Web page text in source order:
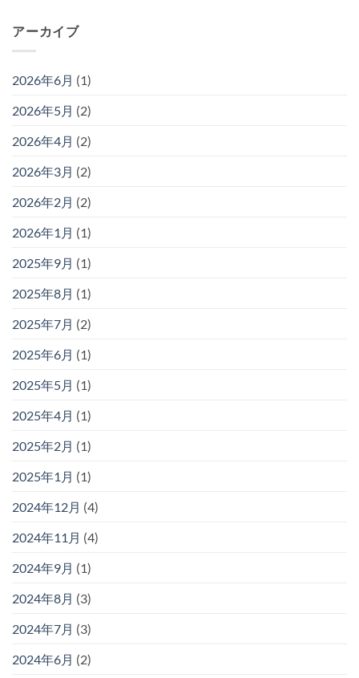
アーカイブ
2026年6月 (1)
2026年5月 (2)
2026年4月 (2)
2026年3月 (2)
2026年2月 (2)
2026年1月 (1)
2025年9月 (1)
2025年8月 (1)
2025年7月 (2)
2025年6月 (1)
2025年5月 (1)
2025年4月 (1)
2025年2月 (1)
2025年1月 (1)
2024年12月 (4)
2024年11月 (4)
2024年9月 (1)
2024年8月 (3)
2024年7月 (3)
2024年6月 (2)